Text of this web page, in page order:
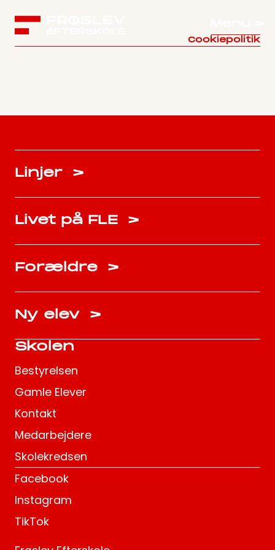
Cookiepolitik
Linjer >
Livet på FLE >
Forældre >
Ny elev >
Skolen
Bestyrelsen
Gamle Elever
Kontakt
Medarbejdere
Skolekredsen
Facebook
Instagram
TikTok